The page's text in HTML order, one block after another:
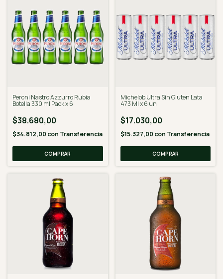
Peroni Nastro Azzurro Rubia
Botella 330 ml Pack x 6
$38.680,00
$34.812,00 con Transferencia
Michelob Ultra Sin Gluten Lata
473 Ml x 6 un
$17.030,00
$15.327,00 con Transferencia